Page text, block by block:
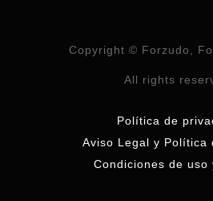
Copyright © Forzudo,
All rights
Política de
Aviso Legal y Política
Condiciones de uso